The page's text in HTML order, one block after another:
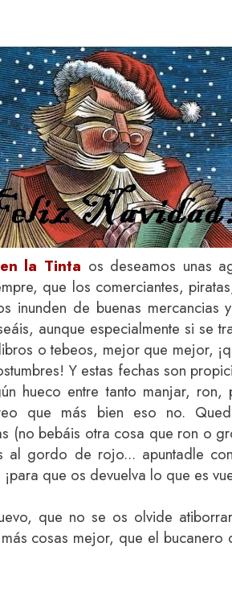
la Tinta os deseamos unas
que los comerciantes,
inunden de buenas mercancias
aunque especialmente si se
o tebeos, mejor que mejor,
Y estas fechas son
hueco entre tanto manjar, ron,
que más bien eso no.
(no bebáis otra cosa que ron o
al gordo de rojo... apuntadle
que os devuelva lo que es
que no se os olvide
cosas mejor, que el